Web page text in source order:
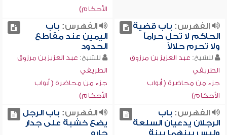
الأحكام)
الفهرس: باب قضية
الحاكم لا تحل حراماً
ولا تحرم حلالاً
للشيخ: عبد العزيز بن مرزوق
الطريفي
جزء من محاضرة ( أبواب
الأحكام)
الفهرس: باب
اليمين عند مقاطع
الحدود
للشيخ: عبد العزيز بن مرزوق
الطريفي
جزء من محاضرة ( أبواب
الأحكام)
الفهرس: باب
الرجلان يدعيان السلعة
وليس بينهما بينة
الفهرس: باب الرجل
يضع خشبة على جدار
جاره